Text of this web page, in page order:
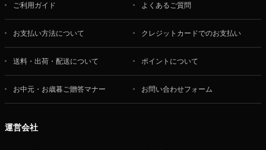
ご利用ガイド よくあるご質問
お支払い方法について クレジットカードでのお支払い
送料・出荷・配送について ポイントについて
お中元・お歳暮ご贈答マナー お問い合わせフォーム
運営会社